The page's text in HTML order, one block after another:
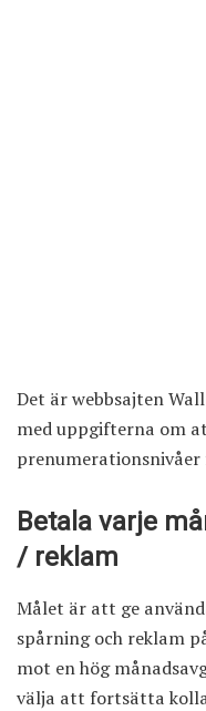
Det är webbsajten
med uppgifterna om
prenumerationsnivåer
Betala varje
/ reklam
Målet är att ge
spårning och reklam
mot en hög
välja att fortsätta